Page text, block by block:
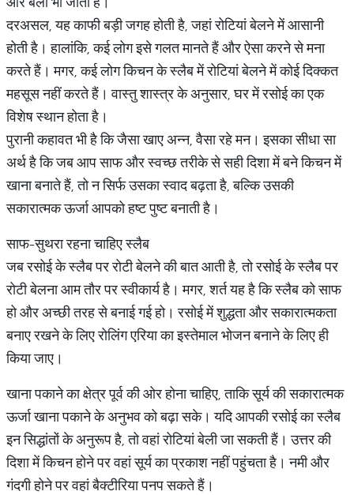
दरअसल, यह काफी बड़ी जगह होती है, जहां रोटियां बेलने में आसानी
होती है। हालांकि, कई लोग इसे गलत मानते हैं और ऐसा करने से मना
करते हैं। मगर, कई लोग किचन के स्लैब में रोटियां बेलने में कोई दिक्कत
महसूस नहीं करते हैं। वास्तु शास्त्र के अनुसार, घर में रसोई का एक
विशेष स्थान होता है।
पुरानी कहावत भी है कि जैसा खाए अन्न, वैसा रहे मन। इसका सीधा सा
अर्थ है कि जब आप साफ और स्वच्छ तरीके से सही दिशा में बने किचन में
खाना बनाते हैं, तो न सिर्फ उसका स्वाद बढ़ता है, बल्कि उसकी
सकारात्मक ऊर्जा आपको हष्ट पुष्ट बनाती है।
साफ-सुथरा रहना चाहिए स्लैब
जब ​​रसोई के स्लैब पर रोटी बेलने की बात आती है, तो रसोई के स्लैब पर
रोटी बेलना आम तौर पर स्वीकार्य है। मगर, शर्त यह है कि स्लैब को साफ
हो और अच्छी तरह से बनाई गई हो। रसोई में शुद्धता और सकारात्मकता
बनाए रखने के लिए रोलिंग एरिया का इस्तेमाल भोजन बनाने के लिए ही
किया जाए।
खाना पकाने का क्षेत्र पूर्व की ओर होना चाहिए, ताकि सूर्य की सकारात्मक
ऊर्जा खाना पकाने के अनुभव को बढ़ा सके। यदि आपकी रसोई का स्लैब
इन सिद्धांतों के अनुरूप है, तो वहां रोटियां बेली जा सकती हैं। उत्तर की
दिशा में किचन होने पर वहां सूर्य का प्रकाश नहीं पहुंचता है। नमी और
गंदगी होने पर वहां बैक्टीरिया पनप सकते हैं।